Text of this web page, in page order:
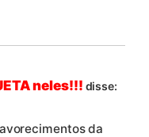
neles!!! disse:
da